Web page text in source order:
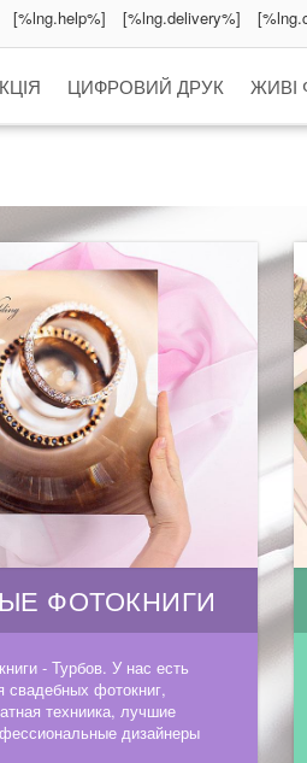
[%lng.help%] [%lng.delivery%]
ЦИФРОВИЙ ДРУК ЖИВІ
ФОТОКНИГИ
- Турбов. У нас есть
свадебных фотокниг,
техниика, лучшие
дизайнеры